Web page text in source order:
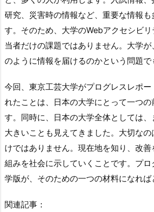
研究、災害時の情報など、重要な情報も
す。そのため、大学のWebアクセシビ
当者だけの課題ではありません。大学
のように情報を届けるのかという問題で
今回、東京工芸大学がプログレスレポー
れたことは、日本の大学にとって一つ
す。同時に、日本の大学全体としては
大きいことも見えてきました。大切な
けではありません。現在地を知り、改善
組みを社会に示していくことです。プ
学版が、そのための一つの材料になれば
関連記事：